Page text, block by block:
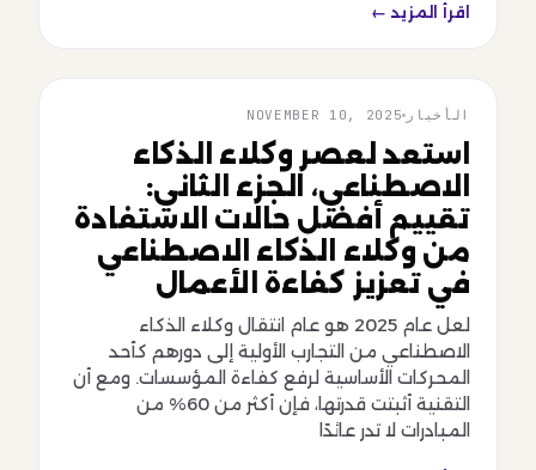
اقرأ المزيد ←
الأخبار NOVEMBER 10, 2025
استعد لعصر وكلاء الذكاء
الاصطناعي، الجزء الثاني:
تقييم أفضل حالات الاستفادة
من وكلاء الذكاء الاصطناعي
في تعزيز كفاءة الأعمال
لعل عام 2025 هو عام انتقال وكلاء الذكاء
الاصطناعي من التجارب الأولية إلى دورهم كأحد
المحركات الأساسية لرفع كفاءة المؤسسات. ومع أن
التقنية أثبتت قدرتها، فإن أكثر من 60% من
المبادرات لا تدر عائدًا